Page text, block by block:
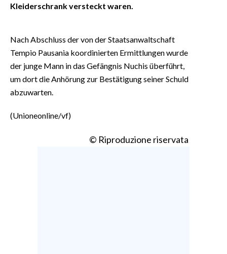
Kleiderschrank versteckt waren.
Nach Abschluss der von der Staatsanwaltschaft
Tempio Pausania koordinierten Ermittlungen wurde
der junge Mann in das Gefängnis Nuchis überführt,
um dort die Anhörung zur Bestätigung seiner Schuld
abzuwarten.
(Unioneonline/vf)
© Riproduzione riservata